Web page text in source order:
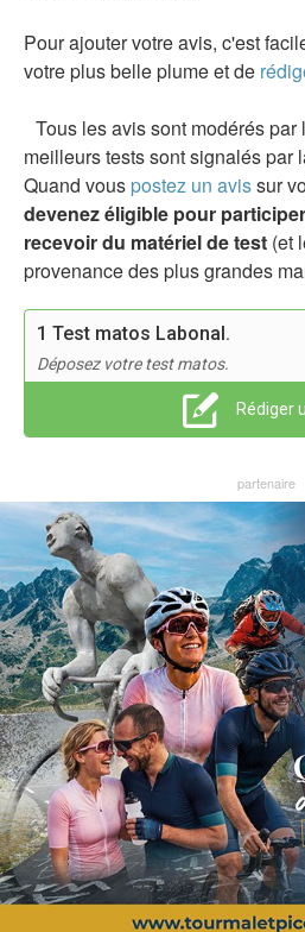
Pour ajouter votre avis, c'est
votre plus belle plume et de
Tous les avis sont modérés
meilleurs tests sont signalés par
Quand vous postez un avissur
devenez éligible pour
recevoir du matériel de test (et
provenance des plus grandes
1 Test matos Labonal.
Déposez votre test matos.
Rédiger